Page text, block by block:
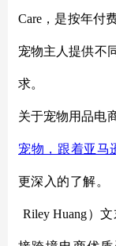
Care，是按年付
宠物主人提供不
求。
关于宠物用品电
宠物，跟着亚马
更深入的了解。
Riley Huang）